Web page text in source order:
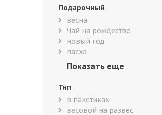
Подарочный
весна
Чай на рождество
новый год
пасха
Тип
в пакетиках
весовой на развес